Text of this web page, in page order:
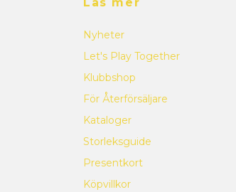
Nyheter
Let's Play Together
Klubbshop
För Återförsäljare
Kataloger
Storleksguide
Presentkort
Köpvillkor